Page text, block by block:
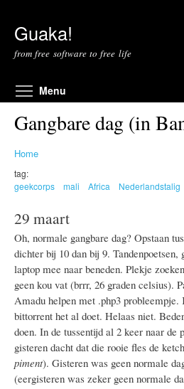
Guaka!
from free software to free life
Menu
Gangbare dag (in
Home
tag:
geekcorps
mali Africa Nederlandstalig
29 maart
Oh, normale gangbare dag? Opstaan
dichter bij 10 dan bij 9. Tandenpoetsen,
laptop mee naar beneden. Plekje
geen kou vat (brrr, 26 graden celsius).
Amadu helpen met .php3
bittorrent het al doet. Helaas niet.
doen. In de tussentijd al 2 keer naar de
gisteren dacht dat die rooie fles de
piment). Gisteren was geen normale
(eergisteren was zeker geen normale